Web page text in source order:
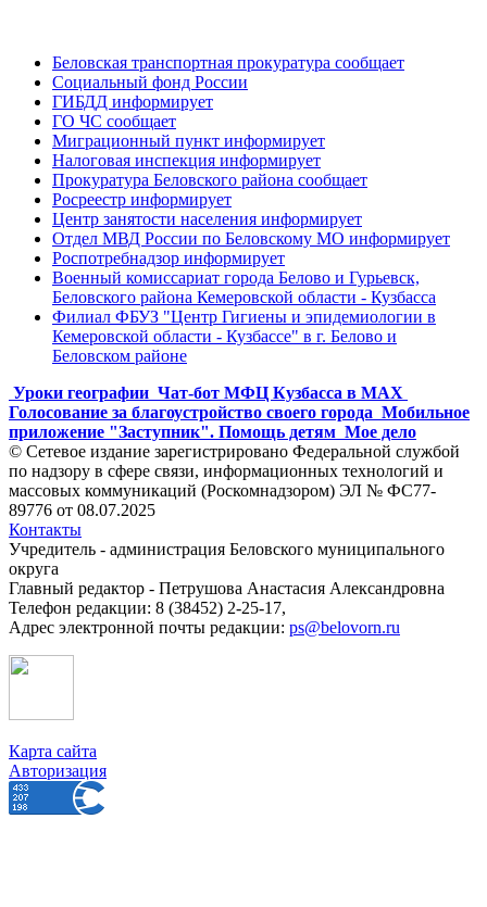
Беловская транспортная прокуратура сообщает
Социальный фонд России
ГИБДД информирует
ГО ЧС сообщает
Миграционный пункт информирует
Налоговая инспекция информирует
Прокуратура Беловского района сообщает
Росреестр информирует
Центр занятости населения информирует
Отдел МВД России по Беловскому МО информирует
Роспотребнадзор информирует
Военный комиссариат города Белово и Гурьевск,
Беловского района Кемеровской области - Кузбасса
Филиал ФБУЗ "Центр Гигиены и эпидемиологии в
Кемеровской области - Кузбассе" в г. Белово и
Беловском районе
Уроки географии Чат-бот МФЦ Кузбасса в MAX
Голосование за благоустройство своего города Мобильное
приложение "Заступник". Помощь детям Мое дело
© Сетевое издание зарегистрировано Федеральной службой
по надзору в сфере связи, информационных технологий и
массовых коммуникаций (Роскомнадзором) ЭЛ № ФС77-
89776 от 08.07.2025
Контакты
Учредитель - администрация Беловского муниципального
округа
Главный редактор - Петрушова Анастасия Александровна
Телефон редакции: 8 (38452) 2-25-17,
Адрес электронной почты редакции: ps@belovorn.ru
Карта сайта
Авторизация